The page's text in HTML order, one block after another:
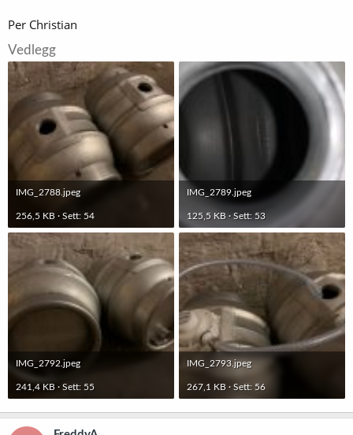
Per Christian
Vedlegg
IMG_2788.jpeg
256,5 KB · Sett: 54
IMG_2789.jpeg
125,5 KB · Sett: 53
IMG_2792.jpeg
241,4 KB · Sett: 55
IMG_2793.jpeg
267,1 KB · Sett: 56